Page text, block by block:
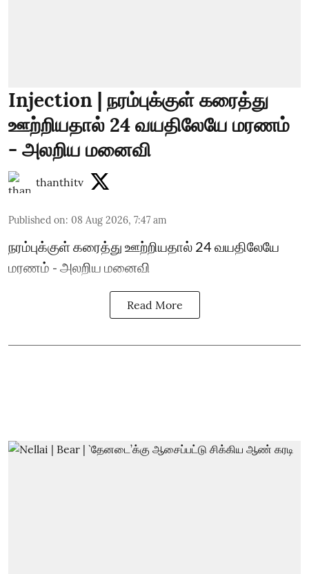
Injection | நரம்புக்குள் கரைத்து
ஊற்றியதால் 24 வயதிலேயே மரணம்
- அலறிய மனைவி
thanthitv
Published on: 08 Aug 2026, 7:47 am
நரம்புக்குள் கரைத்து ஊற்றியதால் 24 வயதிலேயே
மரணம் - அலறிய மனைவி
Read More